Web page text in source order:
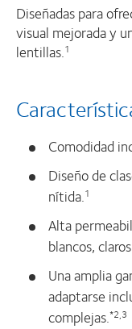
Diseñadas para
visual mejorada y
lentillas.1
Comodidad
Diseño de
nítida.1
Alta
blancos,
Una amplia
adaptarse
complejas.*2,3